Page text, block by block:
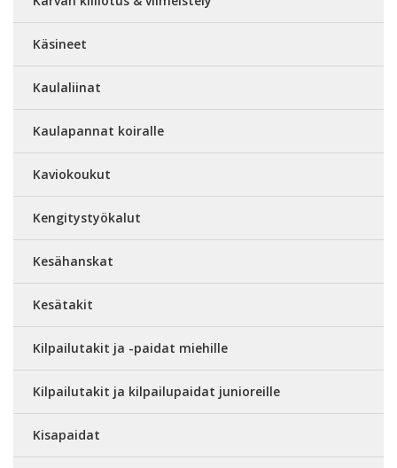
Käsineet
Kaulaliinat
Kaulapannat koiralle
Kaviokoukut
Kengitystyökalut
Kesähanskat
Kesätakit
Kilpailutakit ja -paidat miehille
Kilpailutakit ja kilpailupaidat junioreille
Kisapaidat